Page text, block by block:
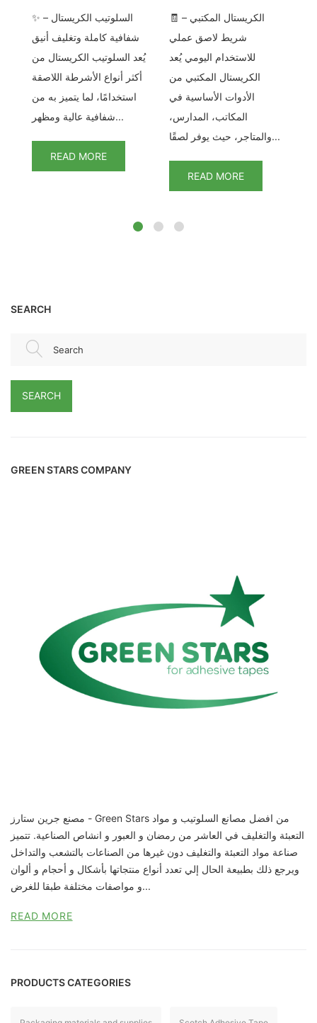
✨ السلوتيب الكريستال –
شفافية كاملة وتغليف أنيق
يُعد السلوتيب الكريستال من
أكثر أنواع الأشرطة اللاصقة
استخدامًا، لما يتميز به من
شفافية عالية ومظهر...
READ MORE
🧾 الكريستال المكتبي –
شريط لاصق عملي
للاستخدام اليومي يُعد
الكريستال المكتبي من
الأدوات الأساسية في
المكاتب، المدارس،
والمتاجر، حيث يوفر لصقًا...
READ MORE
SEARCH
Search
SEARCH
GREEN STARS COMPANY
مصنع جرين ستارز - Green Stars من افضل مصانع السلوتيب و مواد
التعبئة والتغليف في العاشر من رمضان و العبور و انشاص الصناعية. تتميز
صناعة مواد التعبئة والتغليف دون غيرها من الصناعات بالتشعب والتداخل
ويرجع ذلك بطبيعة الحال إلي تعدد أنواع منتجاتها بأشكال و أحجام و ألوان
READ MORE
PRODUCTS CATEGORIES
Packaging materials and supplies Scotch Adhesive Tape